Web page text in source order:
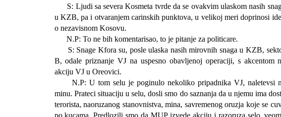
S: Ljudi sa severa Kosmeta tvrde da se ovakvim ulaskom nasih
u KZB, pa i otvaranjem carinskih punktova, u velikoj meri doprinosi
o nezavisnom Kosovu.
N.P: To ne bih komentarisao, to je pitanje za politicare.
S: Snage Kfora su, posle ulaska nasih mirovnih snaga u KZB,
B, odale priznanje VJ na uspesno obavljenoj operaciji, s akcentom
akciju VJ u Oreovici.
N.P: U tom selu je poginulo nekoliko pripadnika VJ, naletevsi
minu. Prateci situaciju u selu, dosli smo do saznanja da u njemu ima
terorista, naoruzanog stanovnistva, mina, savremenog oruzja koje se
po kucama. Predlozili smo da MUP izvede akciju i razoruza selo,